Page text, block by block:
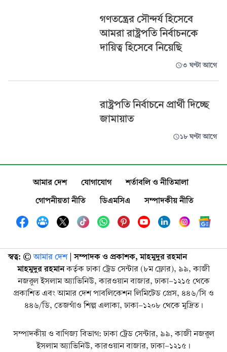
গণতন্ত্রের সৌন্দর্য হিসেবে
আমরা রাষ্ট্রপতি নির্বাচনকে
দায়িত্ব হিসেবে নিয়েছি
৩ ঘণ্টা আগে
রাষ্ট্রপতি নির্বাচনে প্রার্থী দিচ্ছে
জামায়াত
১৮ ঘণ্টা আগে
আমার দেশ যোগাযোগ
শর্তাবলি ও নীতিমালা
গোপনীয়তা নীতি
ডিএমসিএ সম্পাদকীয় নীতি
স্বত্ব: ©️ আমার দেশ| সম্পাদক ও প্রকাশক, মাহমুদুর রহমান
মাহমুদুর রহমানকর্তৃক ঢাকা ট্রেড সেন্টার (৮ম ফ্লোর), ৯৯, কাজী
নজরুল ইসলাম অ্যাভিনিউ, কারওয়ান বাজার, ঢাকা-১২১৫ থেকে
প্রকাশিত এবং আমার দেশ পাবলিকেশন লিমিটেড প্রেস, ৪৪৬/সি ও
৪৪৬/ডি, তেজগাঁও শিল্প এলাকা, ঢাকা-১২০৮ থেকে মুদ্রিত।
সম্পাদকীয় ও বাণিজ্য বিভাগ: ঢাকা ট্রেড সেন্টার, ৯৯, কাজী নজরুল
ইসলাম অ্যাভিনিউ, কারওয়ান বাজার, ঢাকা-১২১৫।